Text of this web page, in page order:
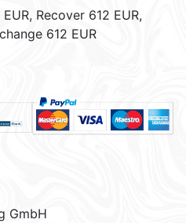
Recover 612 EUR,
612 EUR
GmbH